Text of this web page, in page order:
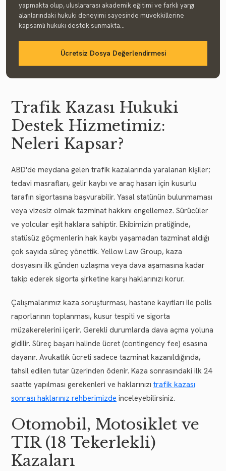
yapmakta olup, uluslararası akademik eğitimi ve farklı yargı
alanlarındaki hukuki deneyimi sayesinde müvekkillerine
kapsamlı hukuki destek sunmakta...
Ücretsiz Dosya Değerlendirmesi
Trafik Kazası Hukuki
Destek Hizmetimiz:
Neleri Kapsar?
ABD'de meydana gelen trafik kazalarında yaralanan kişiler;
tedavi masrafları, gelir kaybı ve araç hasarı için kusurlu
tarafın sigortasına başvurabilir. Yasal statünün bulunmaması
veya vizesiz olmak tazminat hakkını engellemez. Sürücüler
ve yolcular eşit haklara sahiptir. Ekibimizin pratiğinde,
statüsüz göçmenlerin hak kaybı yaşamadan tazminat aldığı
çok sayıda süreç yönettik. Yellow Law Group, kaza
dosyasını ilk günden uzlaşma veya dava aşamasına kadar
takip ederek sigorta şirketine karşı haklarınızı korur.
Çalışmalarımız kaza soruşturması, hastane kayıtları ile polis
raporlarının toplanması, kusur tespiti ve sigorta
müzakerelerini içerir. Gerekli durumlarda dava açma yoluna
gidilir. Süreç başarı halinde ücret (contingency fee) esasına
dayanır. Avukatlık ücreti sadece tazminat kazanıldığında,
tahsil edilen tutar üzerinden ödenir. Kaza sonrasındaki ilk 24
saatte yapılması gerekenleri ve haklarınızı trafik kazası
sonrası haklarınız rehberimizde inceleyebilirsiniz.
Otomobil, Motosiklet ve
TIR (18 Tekerlekli)
Kazaları